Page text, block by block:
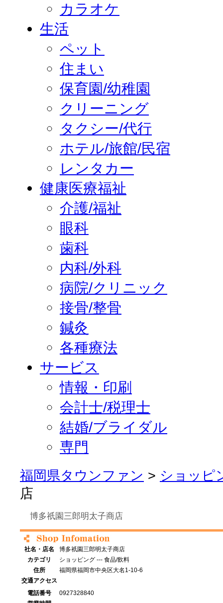
カラオケ
生活
ペット
住まい
保育園/幼稚園
クリーニング
タクシー/代行
ホテル/旅館/民宿
レンタカー
健康医療福祉
介護/福祉
眼科
歯科
内科/外科
病院/クリニック
接骨/整骨
鍼灸
各種療法
サービス
情報・印刷
会計士/税理士
結婚/ブライダル
専門
福岡県タウンファン > ショッピ
店
博多祇園三郎明太子商店
社名・店名
博多祇園三郎明太子商店
カテゴリ
ショッピング --- 食品/飲料
住所
福岡県福岡市中央区大名1-10-6
交通アクセス
電話番号
0927328840